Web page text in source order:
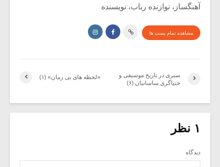
آهنگساز، نوازنده رباب، نویسنده
مشاهده تمام پست ها
«لحظه های بی زمان» (۱)
سیری در تاریخ موسیقی و
خنیاگری ساسانیان (۶)
۱ نظر
دیدگاه